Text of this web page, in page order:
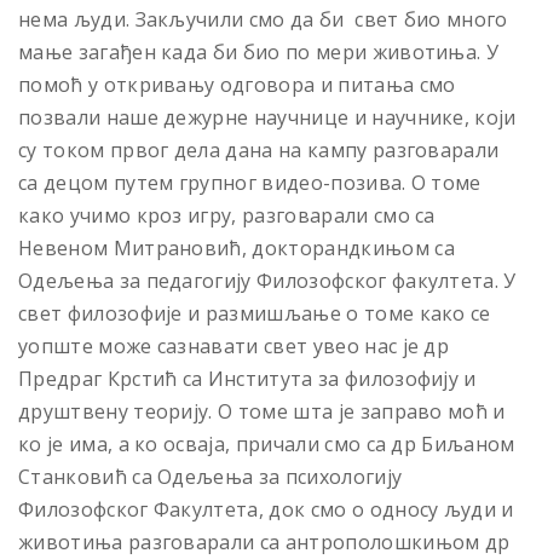
нема људи. Закључили смо да би свет био много
мање загађен када би био по мери животиња. У
помоћ у откривању одговора и питања смо
позвали наше дежурне научнице и научнике, који
су током првог дела дана на кампу разговарали
са децом путем групног видео-позива. О томе
како учимо кроз игру, разговарали смо са
Невеном Митрановић, докторандкињом са
Одељења за педагогију Филозофског факултета. У
свет филозофије и размишљање о томе како се
уопште може сазнавати свет увео нас је др
Предраг Крстић са Института за филозофију и
друштвену теорију. О томе шта је заправо моћ и
ко је има, а ко осваја, причали смо са др Биљаном
Станковић са Одељења за психологију
Филозофског Факултета, док смо о односу људи и
животиња разговарали са антрополошкињом др